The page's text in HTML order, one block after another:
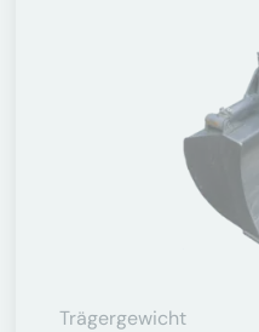
Trägergewicht